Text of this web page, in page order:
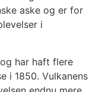
aske og er for
i
har haft flere
i 1850. Vulkanens